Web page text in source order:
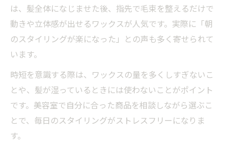
予約なしでも安心な美容室のワックス体験
美容室で予約なしワックス体験ができる理
由
美容室予約なしでも安心のワックス相談術
美容室が提案する手軽なワックス体験方法
美容室予約なしで受けるワックス仕上げの
流れ
は、髪全体になじませた後、指先で毛束を整えるだけで
動きや立体感が出せるワックスが人気です。実際に「朝
のスタイリングが楽になった」との声も多く寄せられて
います。
時短を意識する際は、ワックスの量を多くしすぎないこ
とや、髪が湿っているときには使わないことがポイント
です。美容室で自分に合った商品を相談しながら選ぶこ
とで、毎日のスタイリングがストレスフリーになりま
す。